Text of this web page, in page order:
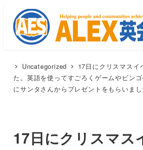
Uncategorized
17日にクリスマスイ
た。英語を使ってすごろくゲームやビン
にサンタさんからプレゼントをもらいま
17日にクリスマス